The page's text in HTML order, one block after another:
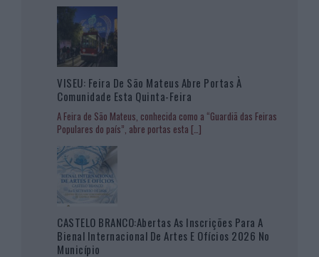
VISEU: Feira De São Mateus Abre Portas À
Comunidade Esta Quinta-Feira
A Feira de São Mateus, conhecida como a “Guardiã das Feiras
Populares do país”, abre portas esta […]
CASTELO BRANCO:Abertas As Inscrições Para A
Bienal Internacional De Artes E Ofícios 2026 No
Município